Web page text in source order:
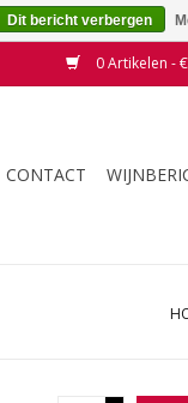
0 Artikelen -
CONTACT
Dit bericht verbergen